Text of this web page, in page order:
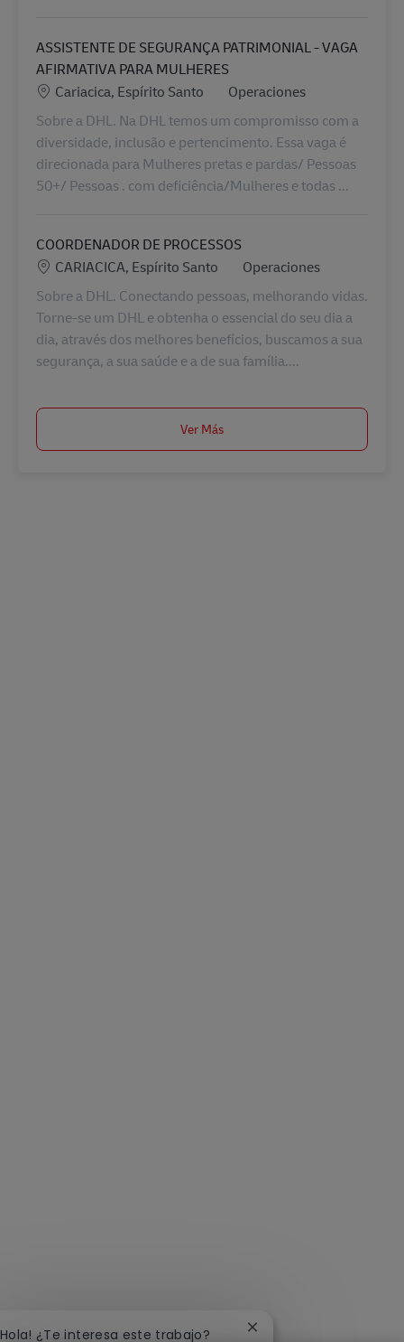
ASSISTENTE DE SEGURANÇA PATRIMONIAL - VAGA
AFIRMATIVA PARA MULHERES
Ubicación
Cariacica, Espírito Santo Categoría
Operaciones
Sobre a DHL. Na DHL temos um compromisso com a
diversidade, inclusão e pertencimento. Essa vaga é
direcionada para Mulheres pretas e pardas/ Pessoas
50+/ Pessoas . com deficiência/Mulheres e todas ...
COORDENADOR DE PROCESSOS
Ubicación
CARIACICA, Espírito Santo Categoría
Operaciones
Sobre a DHL. Conectando pessoas, melhorando vidas.
Torne-se um DHL e obtenha o essencial do seu dia a
dia, através dos melhores benefícios, buscamos a sua
segurança, a sua saúde e a de sua família....
Ver Más
¿Te interesa este trabajo? Cerrar notificación de